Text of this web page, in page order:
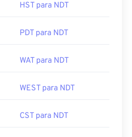
HST para NDT
PDT para NDT
WAT para NDT
WEST para NDT
CST para NDT